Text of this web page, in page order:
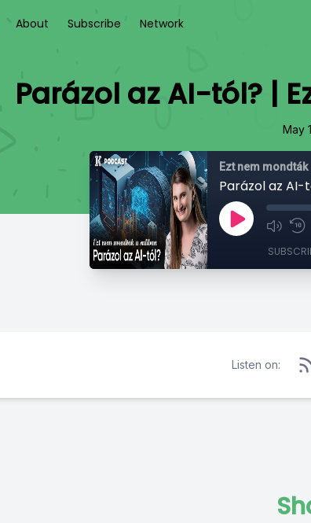
About Subscribe Network
Parázol az AI-tól? |
May
Ezt nem
Parázol az
Listen on: